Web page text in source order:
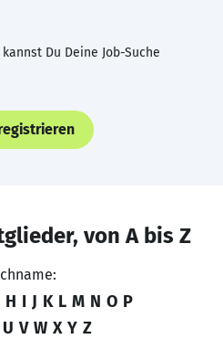
Du Deine Job-Suche
von A bis Z
H I J K L M N O P
U V W X Y Z